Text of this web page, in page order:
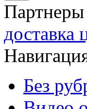
Партнеры
доставка
Без